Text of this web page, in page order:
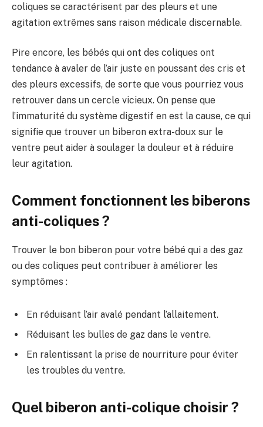
coliques se caractérisent par des pleurs et une
agitation extrêmes sans raison médicale discernable.
Pire encore, les bébés qui ont des coliques ont
tendance à avaler de l’air juste en poussant des cris et
des pleurs excessifs, de sorte que vous pourriez vous
retrouver dans un cercle vicieux. On pense que
l’immaturité du système digestif en est la cause, ce qui
signifie que trouver un biberon extra-doux sur le
ventre peut aider à soulager la douleur et à réduire
leur agitation.
Comment fonctionnent les biberons
anti-coliques ?
Trouver le bon biberon pour votre bébé qui a des gaz
ou des coliques peut contribuer à améliorer les
symptômes :
En réduisant l’air avalé pendant l’allaitement.
Réduisant les bulles de gaz dans le ventre.
En ralentissant la prise de nourriture pour éviter
les troubles du ventre.
Quel biberon anti-colique choisir ?